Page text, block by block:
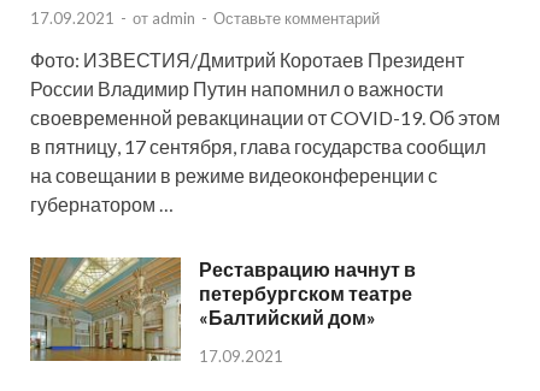
17.09.2021 - от admin - Оставьте комментарий
Фото: ИЗВЕСТИЯ/Дмитрий Коротаев Президент
России Владимир Путин напомнил о важности
своевременной ревакцинации от COVID-19. Об этом
в пятницу, 17 сентября, глава государства сообщил
на совещании в режиме видеоконференции с
губернатором …
Реставрацию начнут в
петербургском театре
«Балтийский дом»
17.09.2021